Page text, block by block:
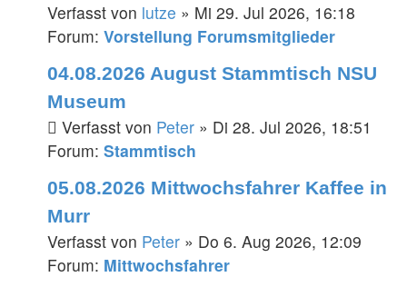
Verfasst von lutze » Mi 29. Jul 2026, 16:18
Forum: Vorstellung Forumsmitglieder
04.08.2026 August Stammtisch NSU
Museum
Verfasst von Peter » Di 28. Jul 2026, 18:51
Forum: Stammtisch
05.08.2026 Mittwochsfahrer Kaffee in
Murr
Verfasst von Peter » Do 6. Aug 2026, 12:09
Forum: Mittwochsfahrer